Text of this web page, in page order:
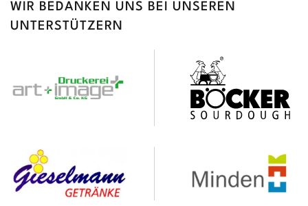
WIR BEDANKEN UNS BEI UNSEREN
UNTERSTÜTZERN